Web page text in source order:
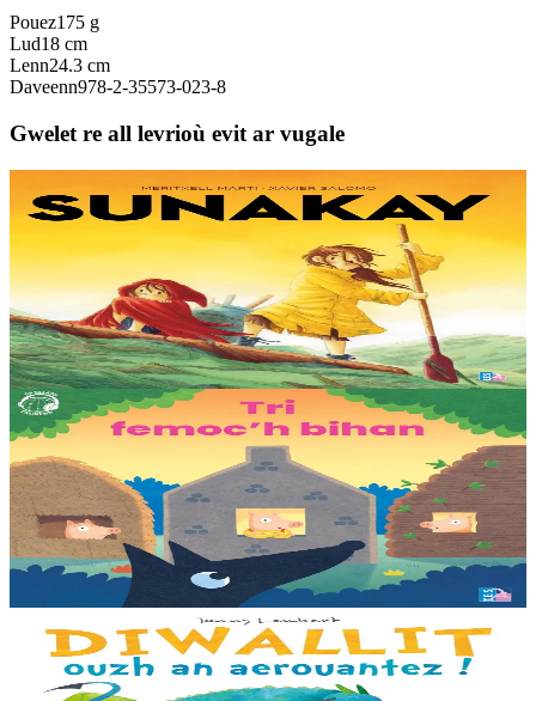
Pouez175 g
Lud18 cm
Lenn24.3 cm
Daveenn978-2-35573-023-8
Gwelet re all levrioù evit ar vugale
TES
Sunakay
Deuet eo ar mor da vezañ ur pezh lennad loustoni hep netra vev
ennañ ken. Div c’hoar zo o chom war un enez plastik, o klask bevañ
evel ma c’hallont, e-touez al lastez....
Er stok25,00 €
3 bloaz hag ouzhpenn
TES
Tri femoc'h bihan
Ur wech e oa tri femoc’h bihan hag a veve eürus gant o zud. Un
deiz koulskoude e voe poent da bep hini kaout e di ! Ur rummad
savet a-ratozh evit ar vugale...
Bannoù-heol
Diwallit ouzh an aerouantez !